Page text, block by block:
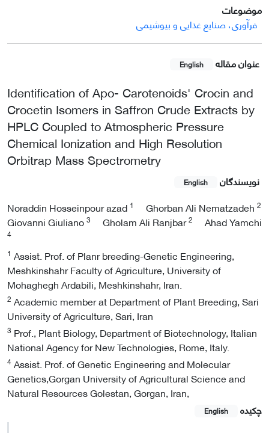
موضوعات
فرآوری، صنایع غذایی و بیوشیمی
عنوان مقاله English
Identification of Apo- Carotenoids' Crocin and
Crocetin Isomers in Saffron Crude Extracts by
HPLC Coupled to Atmospheric Pressure
Chemical Ionization and High Resolution
Orbitrap Mass Spectrometry
نویسندگان English
Noraddin Hosseinpour azad 1 Ghorban Ali Nematzadeh 2
Giovanni Giuliano3 Gholam Ali Ranjbar2 Ahad Yamchi
4
1 Assist. Prof. of Planr breeding-Genetic Engineering,
Meshkinshahr Faculty of Agriculture, University of
Mohaghegh Ardabili, Meshkinshahr, Iran.
2 Academic member at Department of Plant Breeding, Sari
University of Agriculture, Sari, Iran
3 Prof., Plant Biology, Department of Biotechnology, Italian
National Agency for New Technologies, Rome, Italy.
4Assist. Prof. of Genetic Engineering and Molecular
Genetics,Gorgan University of Agricultural Science and
Natural Resources Golestan, Gorgan, Iran,
چکیده
English